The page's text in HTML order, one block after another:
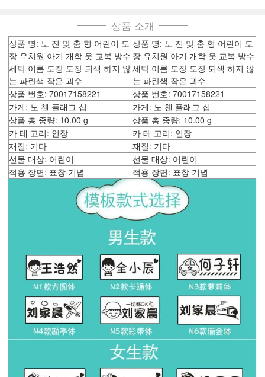
상품 소개
상품 명: 노 진 맞 춤 형 어린이 도
장 유치원 아기 개학 옷 교복 방수
세탁 이름 도장 도장 퇴색 하지 않
는 파란색 작은 괴수
상품 명: 노 진 맞 춤 형 어린이 도
장 유치원 아기 개학 옷 교복 방수
세탁 이름 도장 도장 퇴색 하지 않
는 파란색 작은 괴수
상품 번호: 70017158221
상품 번호: 70017158221
가게: 노 첸 플래그 십
가게: 노 첸 플래그 십
상품 총 중량: 10.00 g
상품 총 중량: 10.00 g
카 테 고리: 인장
카 테 고리: 인장
재질: 기타
재질: 기타
선물 대상: 어린이
선물 대상: 어린이
적용 장면: 표창 기념
적용 장면: 표창 기념